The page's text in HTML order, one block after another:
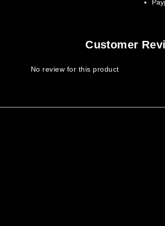
Customer
No review for this product